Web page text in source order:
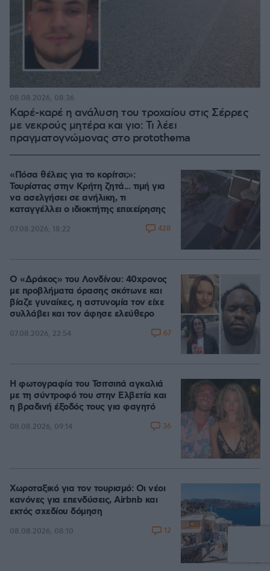
Καρέ-καρέ η ανάλυση του τροχαίου στις Σέρρες
με νεκρούς μητέρα και γιο: Τι λέει
πραγματογνώμονας στο protothema
08.08.2026, 08:36
«Πόσα θέλεις για το κορίτσι;»:
Τουρίστας στην Κρήτη ζητά... τιμή για
να ασελγήσει σε ανήλικη, τι
καταγγέλλει ο ιδιοκτήτης επιχείρησης
07.08.2026, 18:22 428
Ο «Δράκος» του Λονδίνου: 40χρονος
με προβλήματα όρασης σκότωνε και
βίαζε γυναίκες, η αστυνομία τον είχε
συλλάβει και τον άφησε ελεύθερο
07.08.2026, 22:54 67
Η φωτογραφία του Τσιτσιπά αγκαλιά
με τη σύντροφό του στην Ελβετία και
η βραδινή έξοδός τους για φαγητό
08.08.2026, 09:14 36
Χωροταξικό για τον τουρισμό: Οι νέοι
κανόνες για επενδύσεις, Airbnb και
εκτός σχεδίου δόμηση
08.08.2026, 08:10 12